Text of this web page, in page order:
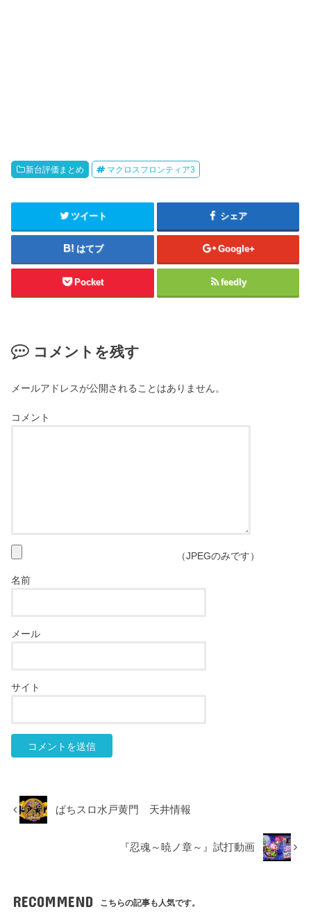
新台評価まとめ マクロスフロンティア3
ツイート シェア
はてブ Google+
Pocket feedly
コメントを残す
メールアドレスが公開されることはありません。
コメント
（JPEGのみです）
名前
メール
サイト
ぱちスロ水戸黄門 天井情報
『忍魂～暁ノ章～』試打動画
RECOMMEND こちらの記事も人気です。